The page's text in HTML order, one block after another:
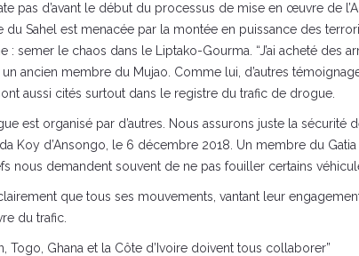
pas d’avant le début du processus de mise en œuvre
du Sahel est menacée par la montée en puissance des
: semer le chaos dans le Liptako-Gourma. “J’ai acheté
ancien membre du Mujao. Comme lui, d’autres
aussi cités surtout dans le registre du trafic de drogue.
est organisé par d’autres. Nous assurons juste la
Koy d’Ansongo, le 6 décembre 2018. Un membre du
nous demandent souvent de ne pas fouiller certains
que tous ses mouvements, vantant leur
du trafic.
Togo, Ghana et la Côte d’Ivoire doivent tous collaborer”